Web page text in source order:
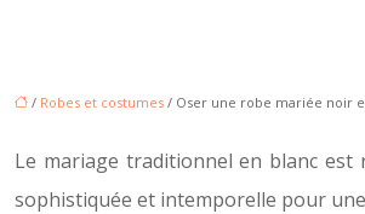
/ Robes et costumes / Oser une robe mariée noir
Le mariage traditionnel en blanc est
sophistiquée et intemporelle pour